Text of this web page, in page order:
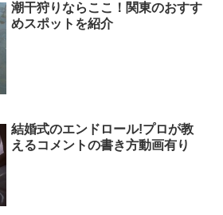
潮干狩りならここ！関東のおすす
めスポットを紹介
結婚式のエンドロール!プロが教
えるコメントの書き方動画有り